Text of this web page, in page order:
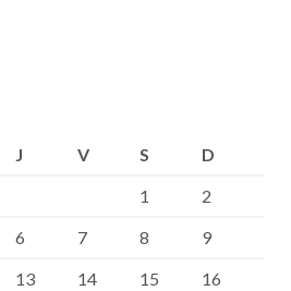
J V S
D
1
2
6 7 8
9
13 14 15 16